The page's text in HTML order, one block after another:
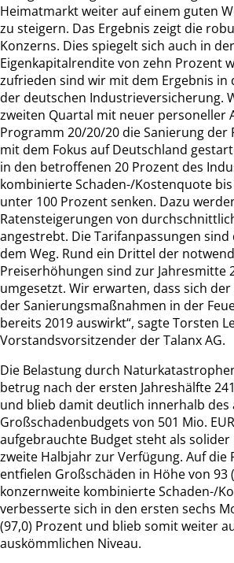
Heimatmarkt weiter auf einem guten
zu steigern. Das Ergebnis zeigt die
Konzerns. Dies spiegelt sich auch in
Eigenkapitalrendite von zehn Prozent
zufrieden sind wir mit dem Ergebnis in
der deutschen Industrieversicherung.
zweiten Quartal mit neuer personeller
Programm 20/20/20 die Sanierung der
mit dem Fokus auf Deutschland
in den betroffenen 20 Prozent des
kombinierte Schaden-/Kostenquote
unter 100 Prozent senken. Dazu
Ratensteigerungen von
angestrebt. Die Tarifanpassungen
dem Weg. Rund ein Drittel der
Preiserhöhungen sind zur Jahresmitte
umgesetzt. Wir erwarten, dass sich
der Sanierungsmaßnahmen in der
bereits 2019 auswirkt“, sagte Torsten
Vorstandsvorsitzender der Talanx AG.
Die Belastung durch
betrug nach der ersten Jahreshälfte
und blieb damit deutlich innerhalb des
Großschadenbudgets von 501 Mio.
aufgebrauchte Budget steht als
zweite Halbjahr zur Verfügung. Auf die
entfielen Großschäden in Höhe von 93
konzernweite kombinierte Schaden-/
verbesserte sich in den ersten sechs
(97,0) Prozent und blieb somit weiter
auskömmlichen Niveau.